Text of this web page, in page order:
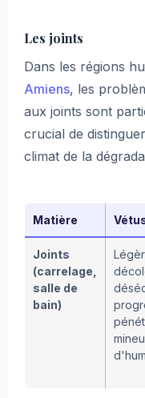
Les joints
Dans les régions
Amiens, les
aux joints sont
crucial de
climat de la
Matière
Joints
(carrelage,
salle de
bain)